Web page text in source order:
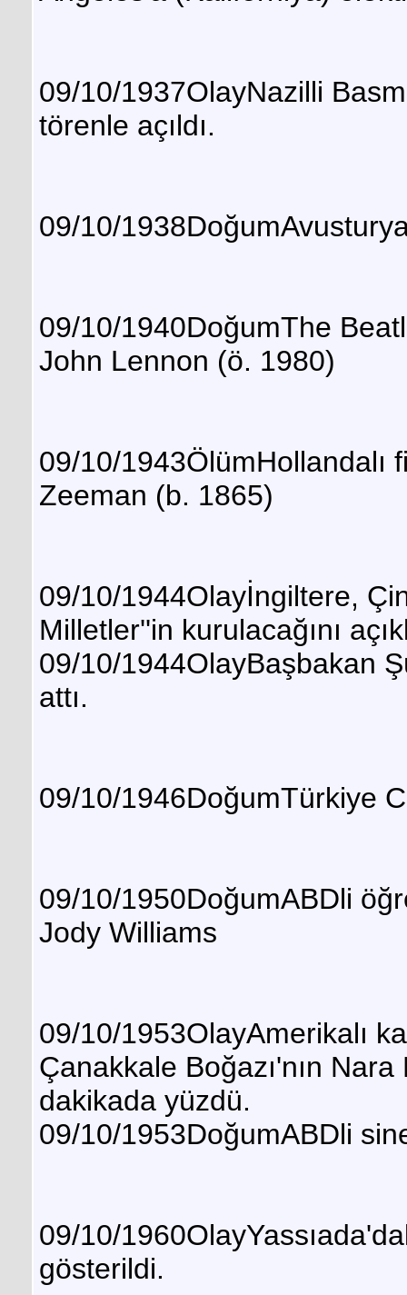
09/10/1937OlayNazilli
törenle açıldı.
09/10/
09/10/1940DoğumThe
John Lennon (ö. 1980)
09/10/1943ÖlümHollandalı
Zeeman (b. 1865)
09/10/1944Olayİngiltere,
Milletler''in kurulacağını
09/10/1944OlayBaşbakan
attı.
09/10/1946DoğumTürkiye
09/10/1950DoğumABDli
Jody Williams
09/10/1953OlayAmerikalı
Çanakkale Boğazı'nın
dakikada yüzdü.
09/10/1953DoğumABDli
09/10/
gösterildi.